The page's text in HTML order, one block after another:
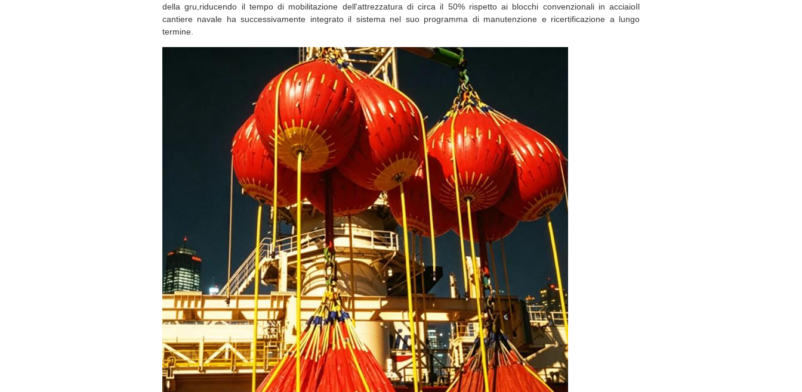
della gru,riducendo il tempo di mobilitazione dell'attrezzatura di circa il 50% rispetto ai blocchi convenzionali in acciaioIl
cantiere navale ha successivamente integrato il sistema nel suo programma di manutenzione e ricertificazione a lungo
termine.